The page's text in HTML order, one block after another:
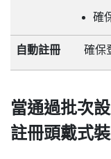
確
自動註冊 確保
當通過批次
註冊頭戴式